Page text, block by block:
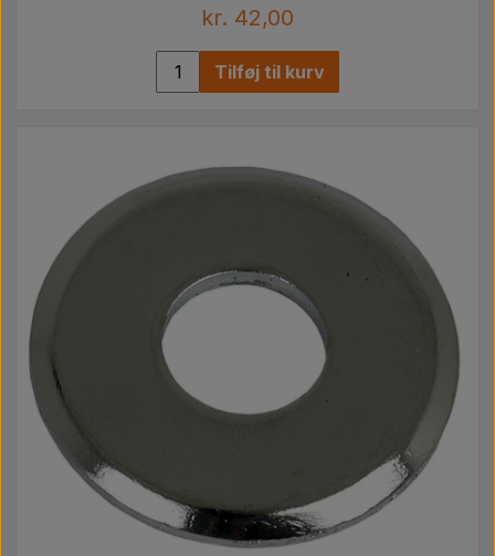
kr. 42,00
Tilføj til kurv